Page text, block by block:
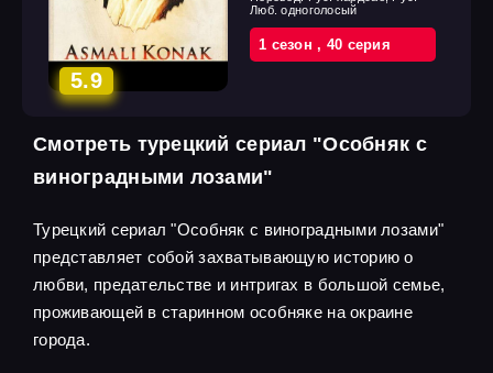
5.9
Люб. одноголосый
1 cезон, 40 cерия
Смотреть турецкий сериал "Особняк с
виноградными лозами"
Турецкий сериал "Особняк с виноградными лозами"
представляет собой захватывающую историю о
любви, предательстве и интригах в большой семье,
проживающей в старинном особняке на окраине
города.